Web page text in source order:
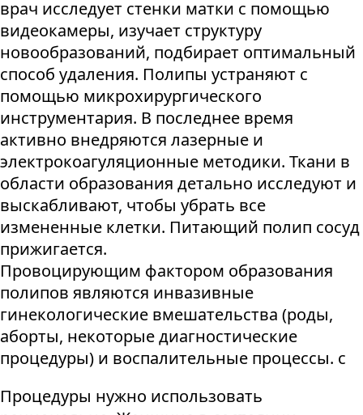
врач исследует стенки матки с помощью
видеокамеры, изучает структуру
новообразований, подбирает оптимальный
способ удаления. Полипы устраняют с
помощью микрохирургического
инструментария. В последнее время
активно внедряются лазерные и
электрокоагуляционные методики. Ткани в
области образования детально исследуют и
выскабливают, чтобы убрать все
измененные клетки. Питающий полип сосуд
прижигается.
Провоцирующим фактором образования
полипов являются инвазивные
гинекологические вмешательства (роды,
аборты, некоторые диагностические
процедуры) и воспалительные процессы. c
Процедуры нужно использовать